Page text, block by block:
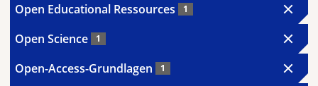
Open Educational Ressources 1
Open Science 1
Open-Access-Grundlagen 1